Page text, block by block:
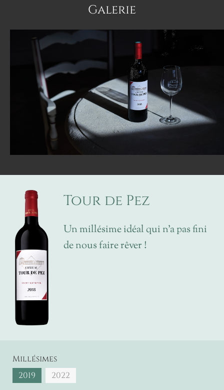
Galerie
Tour de Pez
Un millésime idéal qui n’a pas fini
de nous faire rêver !
Millésimes
2019
2022